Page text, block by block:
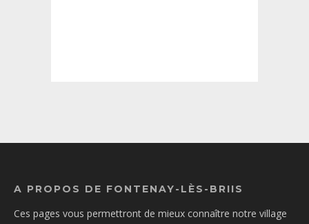
A PROPOS DE FONTENAY-LÈS-BRIIS
Ces pages vous permettront de mieux connaître notre village